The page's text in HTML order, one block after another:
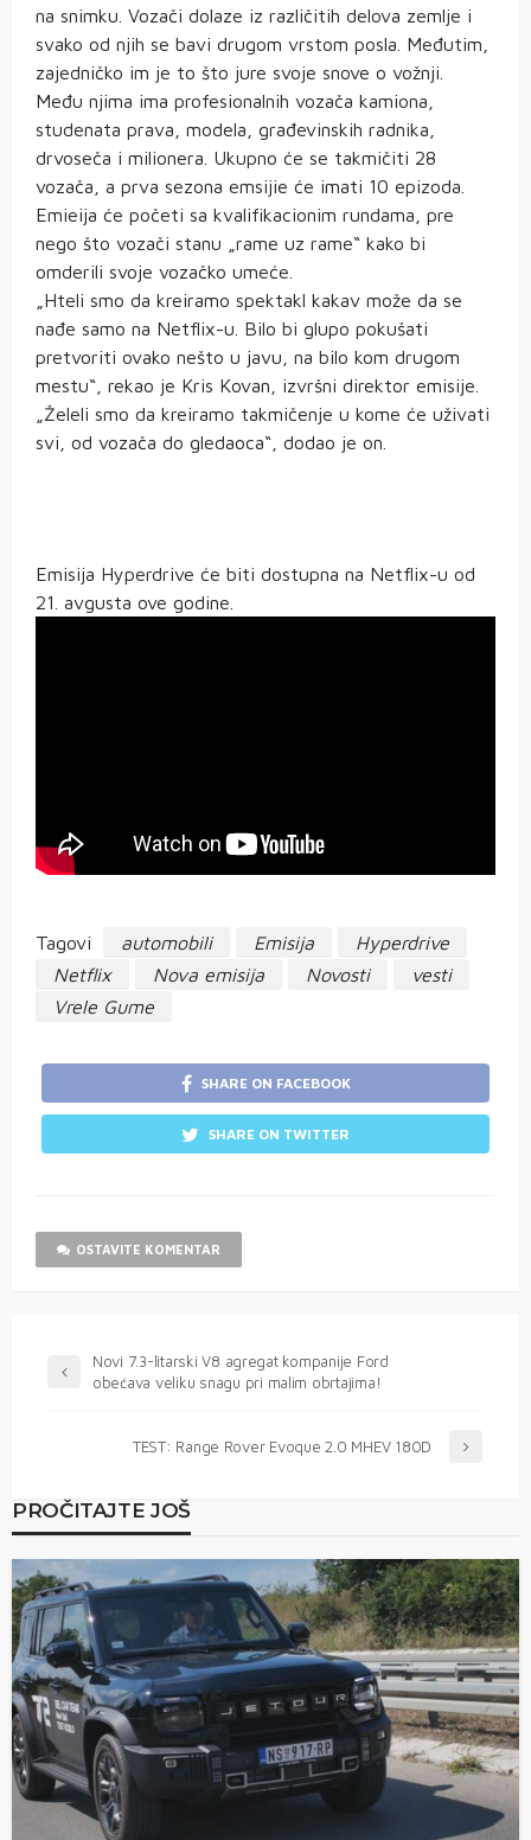
na snimku. Vozači dolaze iz različitih delova zemlje i
svako od njih se bavi drugom vrstom posla. Međutim,
zajedničko im je to što jure svoje snove o vožnji.
Među njima ima profesionalnih vozača kamiona,
studenata prava, modela, građevinskih radnika,
drvoseča i milionera. Ukupno će se takmičiti 28
vozača, a prva sezona emsijie će imati 10 epizoda.
Emieija će početi sa kvalifikacionim rundama, pre
nego što vozači stanu „rame uz rame“ kako bi
omderili svoje vozačko umeće.
„Hteli smo da kreiramo spektakl kakav može da se
nađe samo na Netflix-u. Bilo bi glupo pokušati
pretvoriti ovako nešto u javu, na bilo kom drugom
mestu“, rekao je Kris Kovan, izvršni direktor emisije.
„Želeli smo da kreiramo takmičenje u kome će uživati
svi, od vozača do gledaoca“, dodao je on.
Emisija Hyperdrive će biti dostupna na Netflix-u od
21. avgusta ove godine.
Tagovi automobili Emisija
Hyperdrive
Netflix
Nova emisija Novosti
vesti
Vrele Gume
SHARE ON FACEBOOK
SHARE ON TWITTER
OSTAVITE KOMENTAR
Novi 7.3-litarski V8 agregat kompanije Ford
obećava veliku snagu pri malim obrtajima!
TEST: Range Rover Evoque 2.0 MHEV 180D
PROČITAJTE JOŠ